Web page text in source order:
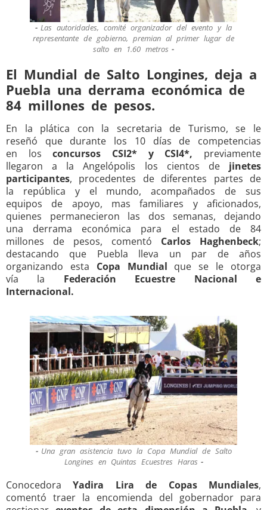
Las autoridades, comité organizador del evento y la
representante de gobierno, premian al primer lugar de
salto en 1.60 metros
El Mundial de Salto Longines, deja a
Puebla una derrama económica de
84 millones de pesos.
En la plática con la secretaria de Turismo, se le
reseñó que durante los 10 días de competencias
en losconcursos CSI2* y CSI4*, previamente
llegaron a la Angelópolis los cientos de jinetes
participantes, procedentes de diferentes partes de
la república y el mundo, acompañados de sus
equipos de apoyo, mas familiares y aficionados,
quienes permanecieron las dos semanas, dejando
una derrama económica para el estado de 84
millones de pesos, comentó Carlos Haghenbeck;
destacando que Puebla lleva un par de años
organizando esta Copa Mundial que se le otorga
vía la Federación Ecuestre Nacional e
Internacional.
Una gran asistencia tuvo la Copa Mundial de Salto
Longines en Quintas Ecuestres Haras
ConocedoraYadira Lira de Copas Mundiales,
comentó traer la encomienda del gobernador para